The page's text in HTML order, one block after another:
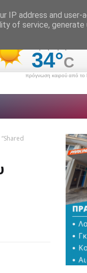
πρόγνωση καιρού από το
IP address and user-
of service, generate